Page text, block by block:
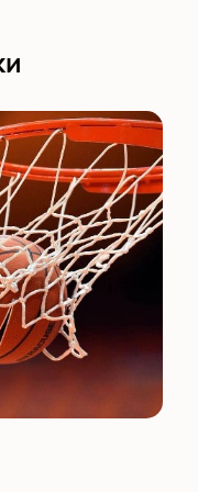
мяча
– МБА-
через сайт и
интерактивной
выбранного
или в верхних
для себя!
лучшего обзора
по телефону —